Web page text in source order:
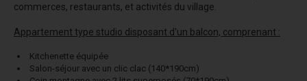
commerces, restaurants, et activités du village.
Appartement type studio disposant d'un balcon, comprenant :
Kitchenette équipée
Salon-séjour avec un clic clac (140*190cm)